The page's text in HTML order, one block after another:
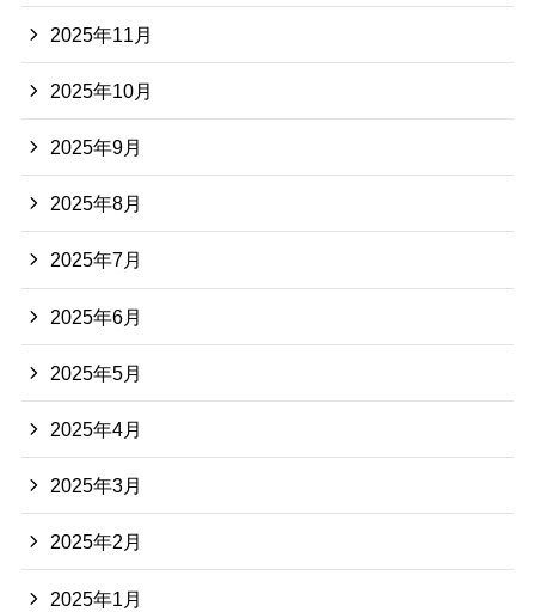
2025年11月
2025年10月
2025年9月
2025年8月
2025年7月
2025年6月
2025年5月
2025年4月
2025年3月
2025年2月
2025年1月